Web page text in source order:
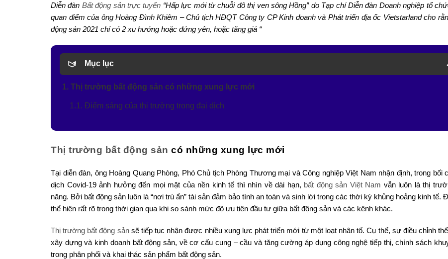
Diễn đàn Bất động sản trực tuyến “Hấp lực mới từ chuỗi đô thị ven sông Hồng” do Tạp chí Diễn đàn Doanh nghiệp tổ
quan điểm của ông Hoàng Đình Khiêm – Chủ tịch HĐQT Công ty CP Kinh doanh và Phát triển địa ốc Vietstarland cho
động sản 2021 chỉ có 2 xu hướng hoặc đứng yên, hoặc tăng giá “
Mục lục
1. Thị trường bất động sản có những xung lực mới
1.1. Điểm sáng của thị trường trong đại dịch
Thị trường bất động sản có những xung lực mới
Tại diễn đàn, ông Hoàng Quang Phòng, Phó Chủ tịch Phòng Thương mại và Công nghiệp Việt Nam nhận định, trong bối
dịch Covid-19 ảnh hưởng đến mọi mặt của nền kinh tế thì nhìn về dài hạn, bất động sản Việt Nam vẫn luôn là thị
năng. Bởi bất động sản luôn là “nơi trú ẩn” tài sản đảm bảo tính an toàn và sinh lời trong các thời kỳ khủng hoảng kinh tế.
thể hiện rất rõ trong thời gian qua khi so sánh mức độ ưu tiên đầu tư giữa bất động sản và các kênh khác.
Thị trường bất động sảnsẽ tiếp tục nhận được nhiều xung lực phát triển mới từ một loạt nhân tố. Cụ thể, sự điều chỉnh
xây dựng và kinh doanh bất động sản, về cơ cấu cung – cầu và tăng cường áp dụng công nghệ tiếp thị, chính sách
trong phân phối và khai thác sản phẩm bất động sản.